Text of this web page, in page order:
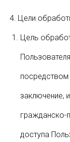
4. Цели
Цель
посредством
заключение,
гражданско-
доступа